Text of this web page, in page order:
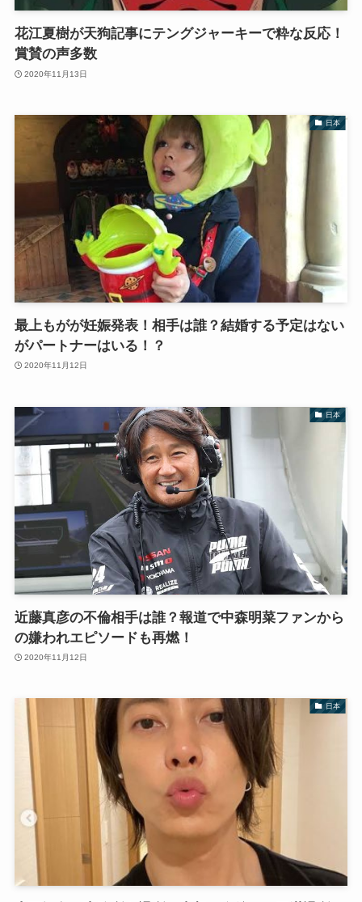
花江夏樹が天狗記事にテングジャーキーで粋な反応！
賞賛の声多数
2020年11月13日
日本
最上もがが妊娠発表！相手は誰？結婚する予定はない
がパートナーはいる！？
2020年11月12日
日本
近藤真彦の不倫相手は誰？報道で中森明菜ファンから
の嫌われエピソードも再燃！
2020年11月12日
日本